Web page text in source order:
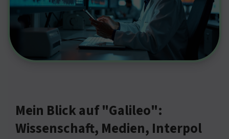
Mein Blick auf "Galileo":
Wissenschaft, Medien, Interpol